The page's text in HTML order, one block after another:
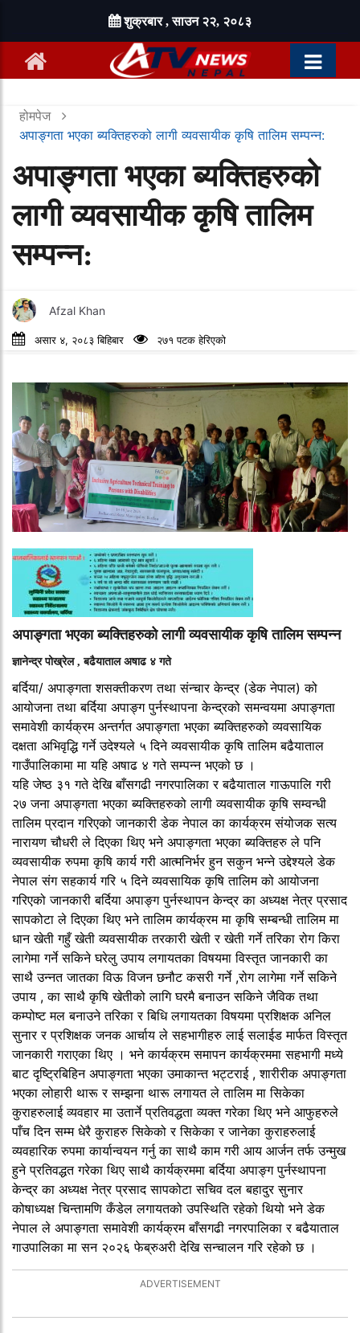
शुक्रबार , साउन २२, २०८३
होमपेज
अपाङ्गता भएका ब्यक्तिहरुको लागी व्यवसायीक कृषि तालिम सम्पन्न:
अपाङ्गता भएका ब्यक्तिहरुको
लागी व्यवसायीक कृषि तालिम
सम्पन्न:
Afzal Khan
असार ४, २०८३ बिहिबार २७१ पटक हेरिएको
अपाङ्गता भएका ब्यक्तिहरुको लागी व्यवसायीक कृषि तालिम सम्पन्न
ज्ञानेन्द्र पोख्रेल , बढैयाताल अषाढ ४ गते
बर्दिया/ अपाङ्गता शसक्तीकरण तथा संन्चार केन्द्र (डेक नेपाल) को
आयोजना तथा बर्दिया अपाङ्ग पुर्नस्थापना केन्द्रको समन्वयमा अपाङ्गता
समावेशी कार्यक्रम अन्तर्गत अपाङ्गता भएका ब्यक्तिहरुको व्यवसायिक
दक्षता अभिवृद्धि गर्ने उदेश्यले ५ दिने व्यवसायीक कृषि तालिम बढैयाताल
गाउँपालिकामा मा यहि अषाढ ४ गते सम्पन्न भएको छ ।
यहि जेष्ठ ३१ गते देखि बाँसगढी नगरपालिका र बढैयाताल गाऊपालि गरी
२७ जना अपाङ्गता भएका ब्यक्तिहरुको लागी व्यवसायीक कृषि सम्वन्धी
तालिम प्रदान गरिएको जानकारी डेक नेपाल का कार्यक्रम संयोजक सत्य
नारायण चौधरी ले दिएका थिए भने अपाङ्गता भएका ब्यक्तिहरु ले पनि
व्यवसायीक रुपमा कृषि कार्य गरी आत्मनिर्भर हुन सकुन भन्ने उद्देश्यले डेक
नेपाल संग सहकार्य गरि ५ दिने व्यवसायिक कृषि तालिम को आयोजना
गरिएको जानकारी बर्दिया अपाङ्ग पुर्नस्थापन केन्द्र का अध्यक्ष नेत्र प्रसाद
सापकोटा ले दिएका थिए भने तालिम कार्यक्रम मा कृषि सम्बन्धी तालिम मा
धान खेती गहुँ खेती व्यवसायीक तरकारी खेती र खेती गर्ने तरिका रोग किरा
लागेमा गर्ने सकिने घरेलु उपाय लगायतका विषयमा विस्तृत जानकारी का
साथै उन्नत जातका विऊ विजन छनौट कसरी गर्ने ,रोग लागेमा गर्ने सकिने
उपाय , का साथै कृषि खेतीको लागि घरमै बनाउन सकिने जैविक तथा
कम्पोष्ट मल बनाउने तरिका र बिधि लगायतका विषयमा प्रशिक्षक अनिल
सुनार र प्रशिक्षक जनक आर्चाय ले सहभागीहरु लाई सलाईड मार्फत विस्तृत
जानकारी गराएका थिए । भने कार्यक्रम समापन कार्यक्रममा सहभागी मध्ये
बाट दृष्ट्रिबिहिन अपाङ्गता भएका उमाकान्त भट्टराई , शारीरीक अपाङ्गता
भएका लोहारी थारू र सम्झना थारू लगायत ले तालिम मा सिकेका
कुराहरुलाई व्यवहार मा उतार्ने प्रतिवद्धता व्यक्त गरेका थिए भने आफुहरुले
पाँच दिन सम्म धेरै कुराहरु सिकेको र सिकेका र जानेका कुराहरुलाई
व्यवहारिक रुपमा कार्यान्वयन गर्नु का साथै काम गरी आय आर्जन तर्फ उन्मुख
हुने प्रतिवद्धत गरेका थिए साथै कार्यक्रममा बर्दिया अपाङ्ग पुर्नस्थापना
केन्द्र का अध्यक्ष नेत्र प्रसाद सापकोटा सचिव दल बहादुर सुनार
कोषाध्यक्ष चिन्तामणि कँडेल लगायतको उपस्थिति रहेको थियो भने डेक
नेपाल ले अपाङ्गता समावेशी कार्यक्रम बाँसगढी नगरपालिका र बढैयाताल
गाउपालिका मा सन २०२६ फेब्रुअरी देखि सन्चालन गरि रहेको छ ।